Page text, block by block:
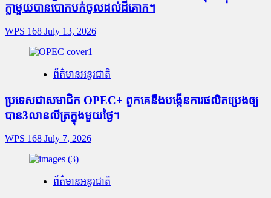
ក្លាមួយបានបោកបក់ចូលដល់ដីគោក។
WPS 168 July 13, 2026
ព័ត៌មានអន្តរជាតិ
ប្រទេសជាសមាជិក OPEC+​ ពួកគេនឹងបង្កើនការផលិតប្រេងឲ្យ
បាន3លានលីត្រក្នុងមួយថ្ងៃ។
WPS 168 July 7, 2026
ព័ត៌មានអន្តរជាតិ